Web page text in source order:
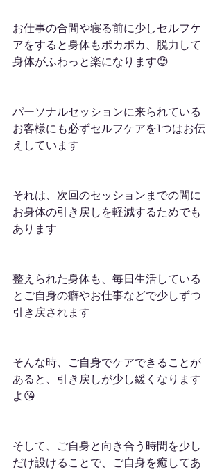
お仕事の合間や寝る前に少しセルフケ
アをすると身体もポカポカ、脱力して
身体がふわっと楽になります😊
パーソナルセッションに来られている
お客様にも必ずセルフケアを1つはお伝
えしています
それは、次回のセッションまでの間に
お身体の引き戻しを軽減するためでも
あります
整えられた身体も、毎日生活している
とご自身の癖やお仕事などで少しずつ
引き戻されます
そんな時、ご自身でケアできることが
あると、引き戻しが少し緩くなります
よ😘
そして、ご自身と向き合う時間を少し
だけ設けることで、ご自身を癒してあ